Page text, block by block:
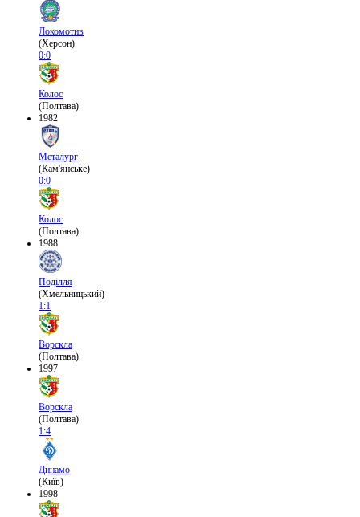
Локомотив
(Херсон)
0:0
Колос
(Полтава)
1982
Металург
(Кам'янське)
0:0
Колос
(Полтава)
1988
Поділля
(Хмельницький)
1:1
Ворскла
(Полтава)
1997
Ворскла
(Полтава)
1:4
Динамо
(Київ)
1998